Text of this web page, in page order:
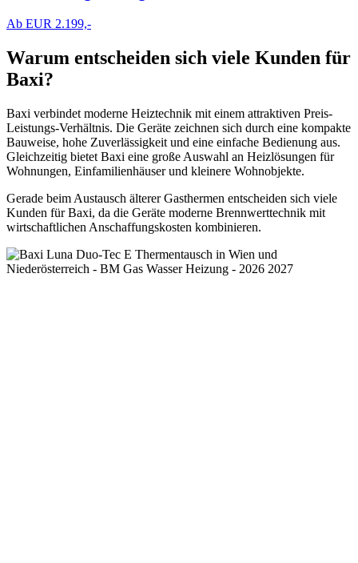
Ab EUR 2.199,-
Warum entscheiden sich viele Kunden für
Baxi?
Baxi verbindet moderne Heiztechnik mit einem attraktiven Preis-
Leistungs-Verhältnis. Die Geräte zeichnen sich durch eine kompakte
Bauweise, hohe Zuverlässigkeit und eine einfache Bedienung aus.
Gleichzeitig bietet Baxi eine große Auswahl an Heizlösungen für
Wohnungen, Einfamilienhäuser und kleinere Wohnobjekte.
Gerade beim Austausch älterer Gasthermen entscheiden sich viele
Kunden für Baxi, da die Geräte moderne Brennwerttechnik mit
wirtschaftlichen Anschaffungskosten kombinieren.